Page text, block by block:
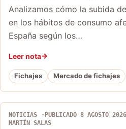
Analizamos cómo la subida
en los hábitos de consumo
España según los…
Leer nota
Fichajes Mercado de fichajes
NOTICIAS PUBLICADO 8 AGOSTO 2026
MARTÍN SALAS